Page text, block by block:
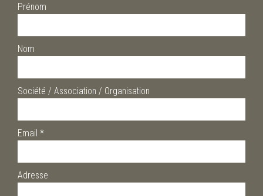
Prénom
Nom
Société / Association / Organisation
Email *
Adresse